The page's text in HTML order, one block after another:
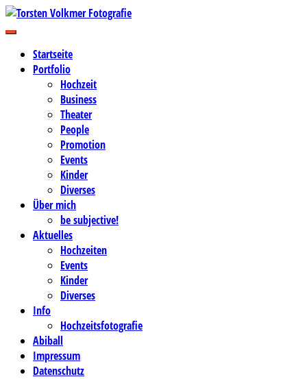
Zum
Inhalt
Torsten Volkmer Fotografie
Business-, Portrait- und Hochzeitsfotografie
Startseite
Portfolio
Hochzeit
Business
Theater
People
Promotion
Events
Kinder
Diverses
Über mich
be subjective!
Aktuelles
Hochzeiten
Events
Kinder
Diverses
Info
Hochzeitsfotografie
Abiball
Impressum
Datenschutz